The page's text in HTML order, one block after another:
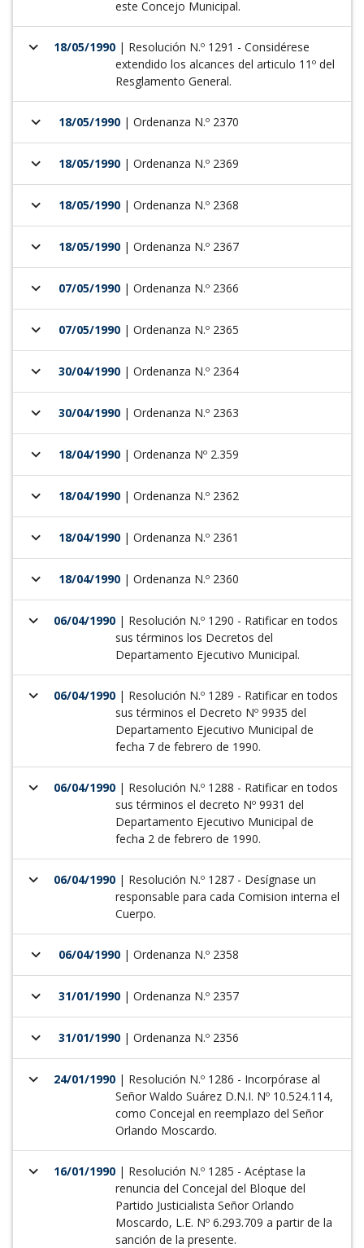
este Concejo Municipal.
keyboard_arrow_down 18/05/1990 | Resolución N.º 1291 - Considérese
extendido los alcances del articulo 11º del
Resglamento General.
keyboard_arrow_down 18/05/1990 | Ordenanza N.º 2370
keyboard_arrow_down 18/05/1990 | Ordenanza N.º 2369
keyboard_arrow_down 18/05/1990 | Ordenanza N.º 2368
keyboard_arrow_down 18/05/1990 | Ordenanza N.º 2367
keyboard_arrow_down 07/05/1990 | Ordenanza N.º 2366
keyboard_arrow_down 07/05/1990 | Ordenanza N.º 2365
keyboard_arrow_down 30/04/1990 | Ordenanza N.º 2364
keyboard_arrow_down 30/04/1990 | Ordenanza N.º 2363
keyboard_arrow_down 18/04/1990 | Ordenanza Nº 2.359
keyboard_arrow_down 18/04/1990 | Ordenanza N.º 2362
keyboard_arrow_down 18/04/1990 | Ordenanza N.º 2361
keyboard_arrow_down 18/04/1990 | Ordenanza N.º 2360
keyboard_arrow_down 06/04/1990 | Resolución N.º 1290 - Ratificar en todos
sus términos los Decretos del
Departamento Ejecutivo Municipal.
keyboard_arrow_down 06/04/1990 | Resolución N.º 1289 - Ratificar en todos
sus términos el Decreto Nº 9935 del
Departamento Ejecutivo Municipal de
fecha 7 de febrero de 1990.
keyboard_arrow_down 06/04/1990 | Resolución N.º 1288 - Ratificar en todos
sus términos el decreto Nº 9931 del
Departamento Ejecutivo Municipal de
fecha 2 de febrero de 1990.
keyboard_arrow_down 06/04/1990 | Resolución N.º 1287 - Desígnase un
responsable para cada Comision interna el
Cuerpo.
keyboard_arrow_down 06/04/1990 | Ordenanza N.º 2358
keyboard_arrow_down 31/01/1990 | Ordenanza N.º 2357
keyboard_arrow_down 31/01/1990 | Ordenanza N.º 2356
keyboard_arrow_down 24/01/1990 | Resolución N.º 1286 - Incorpórase al
Señor Waldo Suárez D.N.I. Nº 10.524.114,
como Concejal en reemplazo del Señor
Orlando Moscardo.
keyboard_arrow_down 16/01/1990 | Resolución N.º 1285 - Acéptase la
renuncia del Concejal del Bloque del
Partido Justicialista Señor Orlando
Moscardo, L.E. Nº 6.293.709 a partir de la
sanción de la presente.